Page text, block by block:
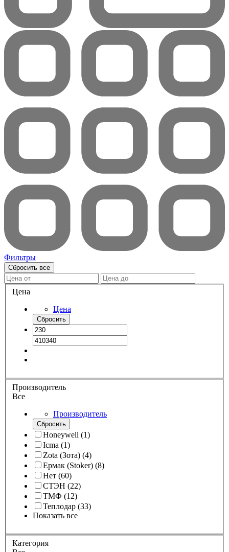
Фильтры
Сбросить все
Цена
Цена
Сбросить
Производитель
Все
Производитель
Сбросить
Honeywell (1)
Icma (1)
Zota (Зота) (4)
Ермак (Stoker) (8)
Нет (60)
СТЭН (22)
ТМФ (12)
Теплодар (33)
Показать все
Категория